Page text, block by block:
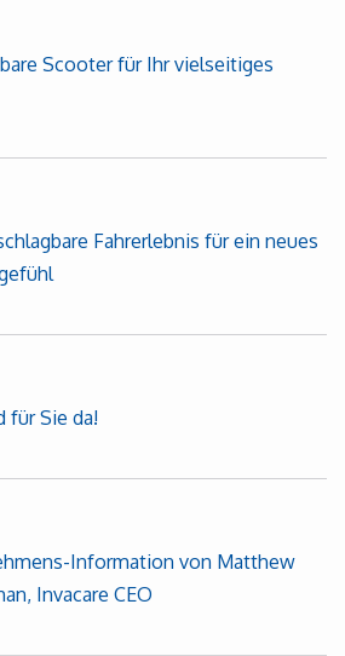
Scooter für Ihr vielseitiges
Fahrerlebnis für ein neues
für Sie da!
Information von Matthew
Invacare CEO